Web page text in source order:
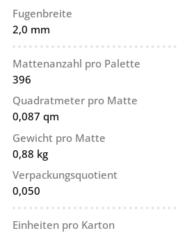
Fugenbreite
2,0 mm
Mattenanzahl pro Palette
396
Quadratmeter pro Matte
0,087 qm
Gewicht pro Matte
0,88 kg
Verpackungsquotient
0,050
Einheiten pro Karton